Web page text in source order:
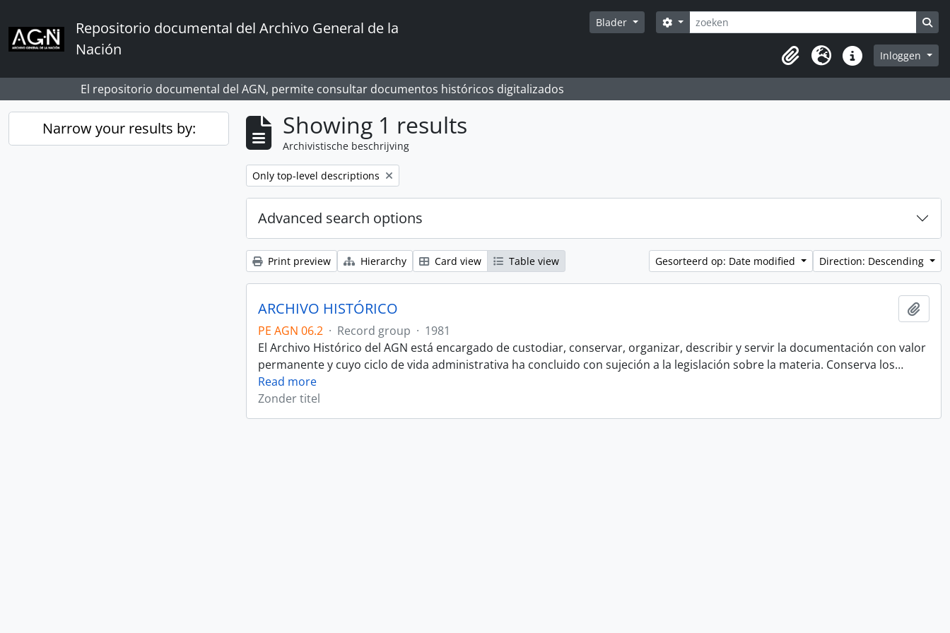
Repositorio documental del Archivo General de la
Nación
Blader zoeken
Search options
Clipboard
Taal Quick linksInloggen
El repositorio documental del AGN, permite consultar documentos históricos digitalizados
Narrow your results by: Showing 1 results
Archivistische beschrijving
Remove filter:
Only top-level descriptions
Advanced search options
Print preview Hierarchy Card view Table view Gesorteerd op: Date modified Direction: Descending
ARCHIVO HISTÓRICO
PE AGN 06.2 · Record group · 1981
El Archivo Histórico del AGN está encargado de custodiar, conservar, organizar, describir y servir la documentación con valor
permanente y cuyo ciclo de vida administrativa ha concluido con sujeción a la legislación sobre la materia. Conserva los…
Read more
Zonder titel